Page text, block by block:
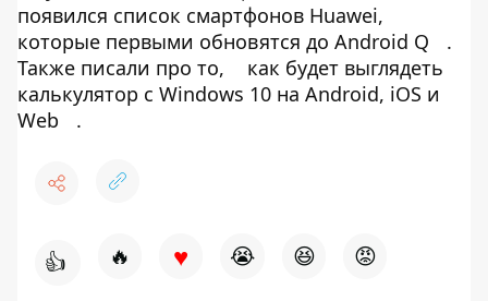
появился список смартфонов Huawei,
которые первыми обновятся до Android Q
.
Также писали про то,
как будет выглядеть
калькулятор с Windows 10 на Android, iOS и
Web
.
👍 🔥 ♥ 😭 😆 😡